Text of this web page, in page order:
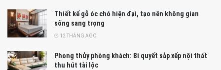
Thiết kế gỗ óc chó hiện đại, tạo nên không gian
sống sang trọng
12 THÁNG AGO
Phong thủy phòng khách: Bí quyết sắp xếp nội thất
thu hút tài lộc